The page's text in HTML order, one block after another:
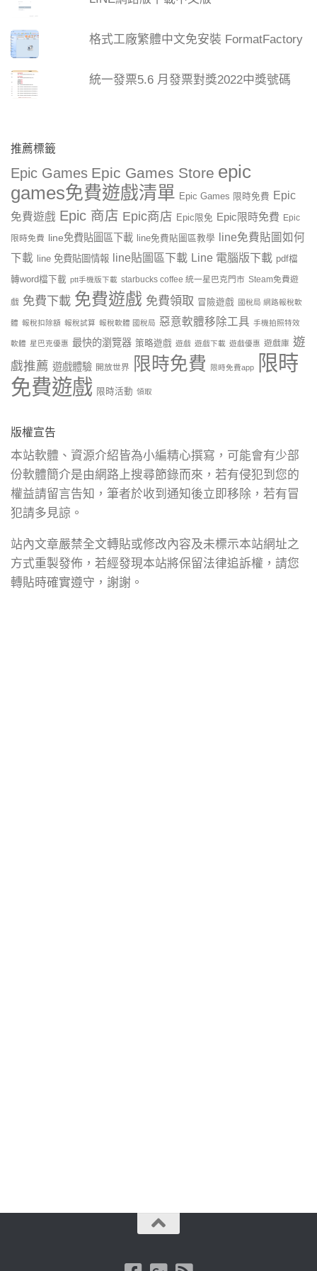
格式工廠繁體中文免安裝 FormatFactory
統一發票5.6 月發票對獎2022中獎號碼
推薦標籤
Epic Games Epic Games Store epic
games免費遊戲清單 Epic Games 限時免費 Epic
免費遊戲 Epic 商店 Epic商店 Epic限免 Epic限時免費 Epic
限時免費 line免費貼圖區下載 line免費貼圖區教學
line免費貼圖如何
下載
line 免費貼圖情報 line貼圖區下載 Line 電腦版下載 pdf檔
轉word檔下載 ptt手機版下載 starbucks coffee 統一星巴克門市 Steam免費遊
戲 免費下載 免費遊戲 免費領取 冒險遊戲 國稅局 網路報稅軟
體 報稅扣除額 報稅試算 報稅軟體 國稅局 惡意軟體移除工具 手機拍照特效
軟體 星巴克優惠 最快的瀏覽器 策略遊戲 遊戲 遊戲下載 遊戲優惠 遊戲庫 遊
戲推薦 遊戲體驗 開放世界 限時免費 限時免費app
限時
免費遊戲 限時活動 領取
版權宣告
本站軟體、資源介紹皆為小編精心撰寫，可能會有少部
份軟體簡介是由網路上搜尋節錄而來，若有侵犯到您的
權益請留言告知，筆者於收到通知後立即移除，若有冒
犯請多見諒。
站內文章嚴禁全文轉貼或修改內容及未標示本站網址之
方式重製發佈，若經發現本站將保留法律追訴權，請您
轉貼時確實遵守，謝謝。